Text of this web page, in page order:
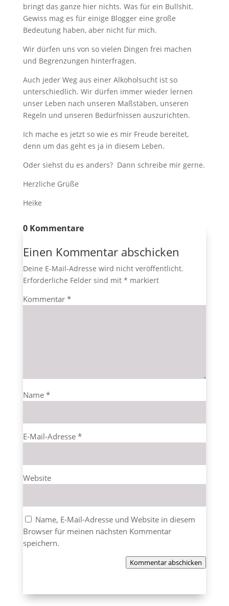
bringt das ganze hier nichts. Was für ein Bullshit.
Gewiss mag es für einige Blogger eine große
Bedeutung haben, aber nicht für mich.
Wir dürfen uns von so vielen Dingen frei machen
und Begrenzungen hinterfragen.
Auch jeder Weg aus einer Alkoholsucht ist so
unterschiedlich. Wir dürfen immer wieder lernen
unser Leben nach unseren Maßstäben, unseren
Regeln und unseren Bedürfnissen auszurichten.
Ich mache es jetzt so wie es mir Freude bereitet,
denn um das geht es ja in diesem Leben.
Oder siehst du es anders? Dann schreibe mir gerne.
Herzliche Grüße
Heike
0 Kommentare
Einen Kommentar abschicken
Deine E-Mail-Adresse wird nicht veröffentlicht.
Erforderliche Felder sind mit * markiert
Kommentar *
Name *
E-Mail-Adresse *
Website
Name, E-Mail-Adresse und Website in diesem
Browser für meinen nächsten Kommentar
speichern.
Kommentar abschicken